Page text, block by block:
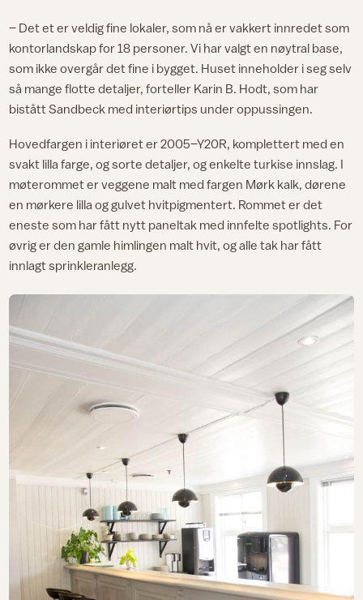
– Det et er veldig fine lokaler, som nå er vakkert innredet som
kontorlandskap for 18 personer. Vi har valgt en nøytral base,
som ikke overgår det fine i bygget. Huset inneholder i seg selv
så mange flotte detaljer, forteller Karin B. Hodt, som har
bistått Sandbeck med interiørtips under oppussingen.
Hovedfargen i interiøret er 2005–Y20R, komplettert med en
svakt lilla farge, og sorte detaljer, og enkelte turkise innslag. I
møterommet er veggene malt med fargen Mørk kalk, dørene
en mørkere lilla og gulvet hvitpigmentert. Rommet er det
eneste som har fått nytt paneltak med innfelte spotlights. For
øvrig er den gamle himlingen malt hvit, og alle tak har fått
innlagt sprinkleranlegg.